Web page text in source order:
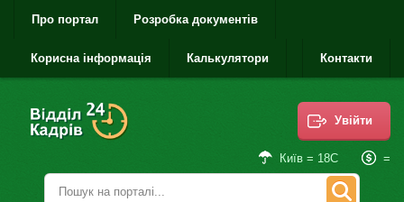
Про портал Розробка документів
Корисна інформація Калькулятори Контакти
Увійти
Київ = 18С =